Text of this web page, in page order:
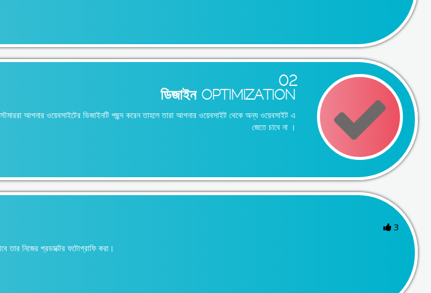
02
ডিজাইন OPTIMIZATION
আপনার ওয়েবসাইটের ডিজাইনটি পছন্দ করেন তাহলে তারা আপনার ওয়েবসাইট থেকে অন্য ওয়েবসাইট এ
জেতে চাবে না ।
3
তার নিজের প্রডাক্টের ফটোগ্রাফি করা।